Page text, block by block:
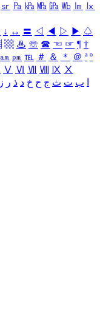
㏛ ㎩ ㎪ ㎫ ㎬ ㏝ ㏐
㏓
↓ ↔ 〓 ◁ ◀ ▷ ▶ ♤
▩ ♨ ☏ ☎ ☜ ☞ ¶ †
㏂ ㏘ ℡ ＃ ＆ ＊ ＠ ª º
Ⅴ Ⅵ Ⅶ Ⅷ Ⅸ Ⅹ
ب ت ث ج ح خ د ذ ر ز